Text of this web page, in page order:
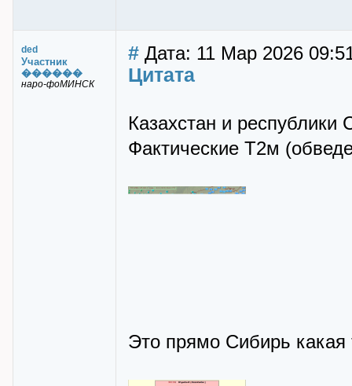
ded
Участник
������
наро-фоМИНСК
# Дата: 11 Мар 2026
Цитата
Казахстан и
Фактические Т2м
Это прямо Сибирь